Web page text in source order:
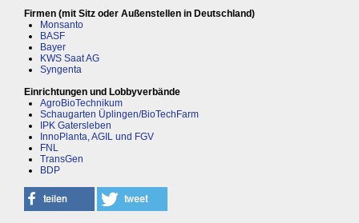
Firmen (mit Sitz oder Außenstellen in Deutschland)
Monsanto
BASF
Bayer
KWS Saat AG
Syngenta
Einrichtungen und Lobbyverbände
AgroBioTechnikum
Schaugarten Üplingen/BioTechFarm
IPK Gatersleben
InnoPlanta, AGIL und FGV
FNL
TransGen
BDP